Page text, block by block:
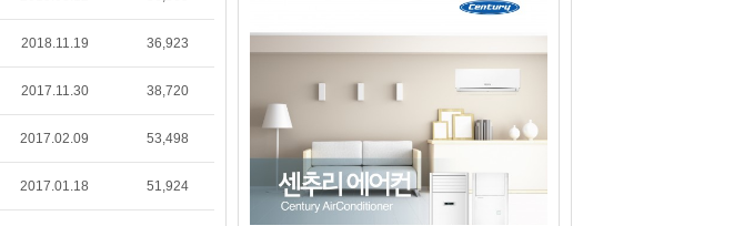
2018.11.19 36,923
2017.11.30 38,720
2017.02.09 53,498
2017.01.18 51,924